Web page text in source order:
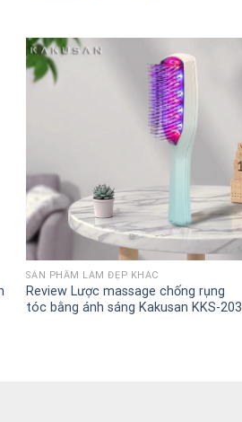
SẢN PHẨM LÀM ĐẸP KHÁC
Review Lược massage chống rụng
tóc bằng ánh sáng Kakusan KKS-203